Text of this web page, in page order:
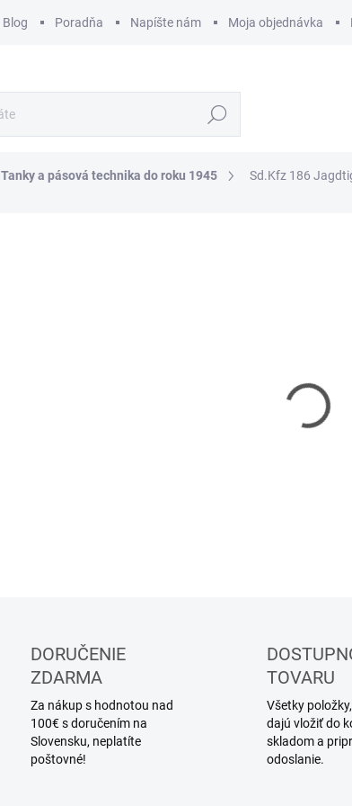
Blog Poradňa Napíšte nám Moja objednávka
Hľadať
Tanky a pásová technika do roku 1945 Sd.Kfz 186
DORUČENIE
ZDARMA
Za nákup s hodnotou nad
100€ s doručením na
Slovensku, neplatíte
poštovné!
TOVARU
Všetky
dajú vložiť do
skladom a
odoslanie.